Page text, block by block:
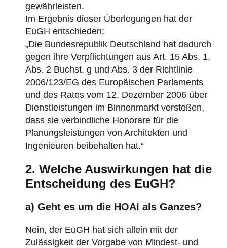
gewährleisten.
Im Ergebnis dieser Überlegungen hat der
EuGH entschieden:
„Die Bundesrepublik Deutschland hat dadurch
gegen ihre Verpflichtungen aus Art. 15 Abs. 1,
Abs. 2 Buchst. g und Abs. 3 der Richtlinie
2006/123/EG des Europäischen Parlaments
und des Rates vom 12. Dezember 2006 über
Dienstleistungen im Binnenmarkt verstoßen,
dass sie verbindliche Honorare für die
Planungsleistungen von Architekten und
Ingenieuren beibehalten hat.“
2. Welche Auswirkungen hat die
Entscheidung des EuGH?
a) Geht es um die HOAI als Ganzes?
Nein, der EuGH hat sich allein mit der
Zulässigkeit der Vorgabe von Mindest- und